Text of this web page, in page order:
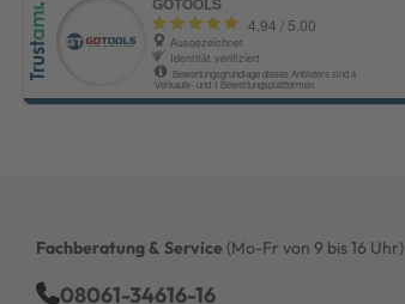
Fachberatung & Service (Mo-Fr von 9 bis 16 Uhr)
08061-34616-16